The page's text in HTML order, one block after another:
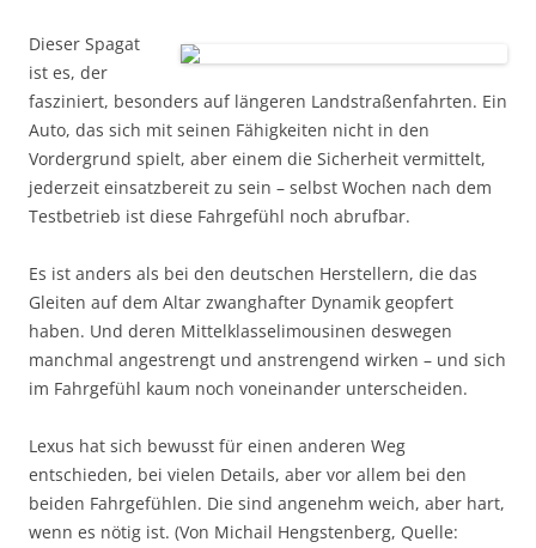
Dieser Spagat
ist es, der
fasziniert, besonders auf längeren Landstraßenfahrten. Ein
Auto, das sich mit seinen Fähigkeiten nicht in den
Vordergrund spielt, aber einem die Sicherheit vermittelt,
jederzeit einsatzbereit zu sein – selbst Wochen nach dem
Testbetrieb ist diese Fahrgefühl noch abrufbar.
Es ist anders als bei den deutschen Herstellern, die das
Gleiten auf dem Altar zwanghafter Dynamik geopfert
haben. Und deren Mittelklasselimousinen deswegen
manchmal angestrengt und anstrengend wirken – und sich
im Fahrgefühl kaum noch voneinander unterscheiden.
Lexus hat sich bewusst für einen anderen Weg
entschieden, bei vielen Details, aber vor allem bei den
beiden Fahrgefühlen. Die sind angenehm weich, aber hart,
wenn es nötig ist. (Von Michail Hengstenberg, Quelle: